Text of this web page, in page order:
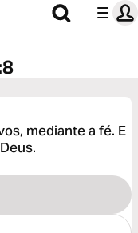
mediante a fé. E